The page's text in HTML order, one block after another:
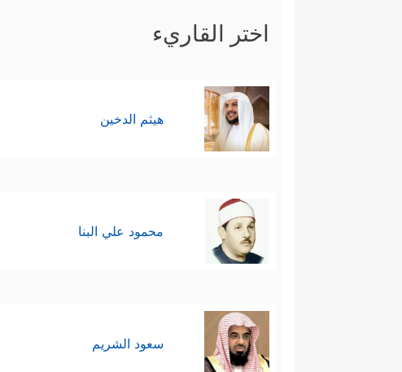
اختر القاريء
هيثم الدخين
محمود علي البنا
سعود الشريم